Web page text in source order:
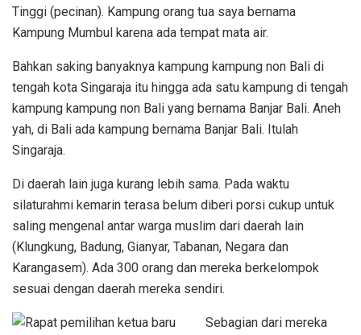
Tinggi (pecinan). Kampung orang tua saya bernama
Kampung Mumbul karena ada tempat mata air.
Bahkan saking banyaknya kampung kampung non Bali di
tengah kota Singaraja itu hingga ada satu kampung di tengah
kampung kampung non Bali yang bernama Banjar Bali. Aneh
yah, di Bali ada kampung bernama Banjar Bali. Itulah
Singaraja.
Di daerah lain juga kurang lebih sama. Pada waktu
silaturahmi kemarin terasa belum diberi porsi cukup untuk
saling mengenal antar warga muslim dari daerah lain
(Klungkung, Badung, Gianyar, Tabanan, Negara dan
Karangasem). Ada 300 orang dan mereka berkelompok
sesuai dengan daerah mereka sendiri.
Sebagian dari mereka